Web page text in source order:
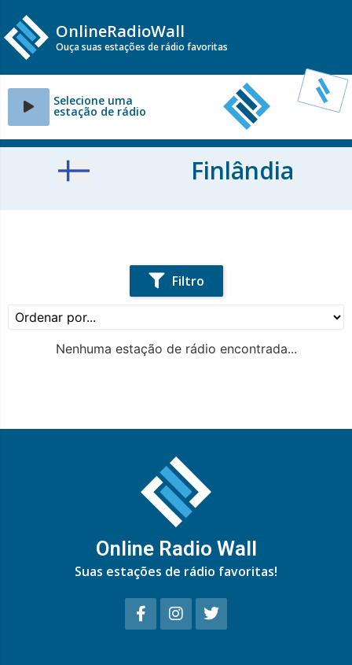
OnlineRadioWall
Ouça suas estações de rádio favoritas
Selecione uma
estação de rádio
Finlândia
Filtro
Nenhuma estação de rádio encontrada...
Online Radio Wall
Suas estações de rádio favoritas!